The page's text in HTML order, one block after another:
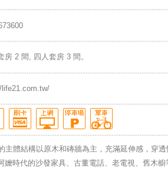
房 2 間, 四人套房 3 間。
life21.com.tw/
主體結構以原木和磚牆為主，充滿延伸感，穿
嬤時代的沙發家具、古董電話、老電視、舊木